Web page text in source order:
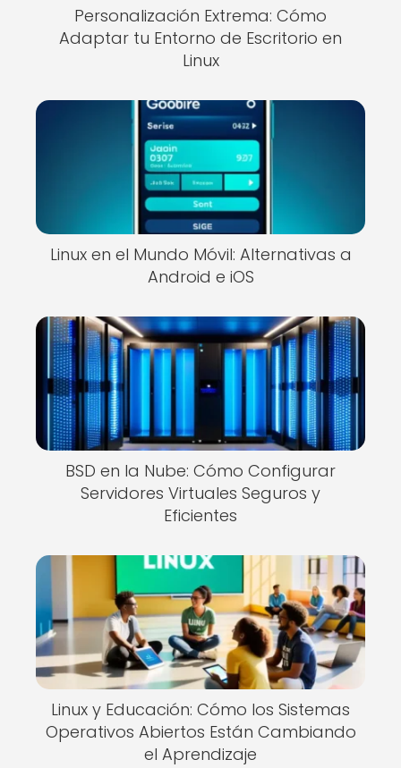
Personalización Extrema: Cómo
Adaptar tu Entorno de Escritorio en
Linux
Linux en el Mundo Móvil: Alternativas a
Android e iOS
BSD en la Nube: Cómo Configurar
Servidores Virtuales Seguros y
Eficientes
Linux y Educación: Cómo los Sistemas
Operativos Abiertos Están Cambiando
el Aprendizaje